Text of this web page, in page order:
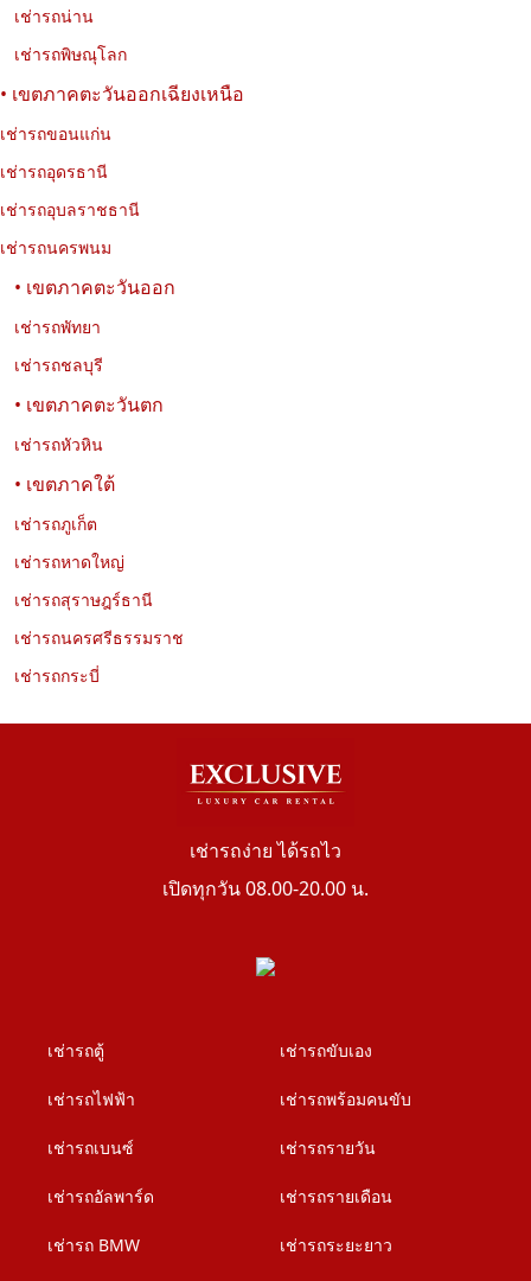
01-08-2026นพรัตน์ เที่ยววงษ์
10 วัดที่น่าสนใจในกรุงเทพฯ เที่ยววัดสวย ชมเมือง และเรียนรู้
ประวัติศาสตร์
รวม 10 วัดที่น่าสนใจในกรุงเทพฯ ทั้งวัดสวย วัดเก่าแก่ และวัดสำคัญ
ทางประวัติศาสตร์ พร้อมที่อยู่ พิกัด เวลาเปิด–ปิด และข้อมูลการเดินทาง
เช่ารถน่าน
เช่ารถพิษณุโลก
• เขตภาคตะวันออกเฉียงเหนือ
เช่ารถขอนแก่น
เช่ารถอุดรธานี
เช่ารถอุบลราชธานี
เช่ารถนครพนม
• เขตภาคตะวันออก
เช่ารถพัทยา
เช่ารถชลบุรี
• เขตภาคตะวันตก
เช่ารถหัวหิน
• เขตภาคใต้
เช่ารถภูเก็ต
เช่ารถหาดใหญ่
เช่ารถสุราษฎร์ธานี
เช่ารถนครศรีธรรมราช
เช่ารถกระบี่
เช่ารถง่าย ได้รถไว
เปิดทุกวัน 08.00-20.00 น.
เช่ารถตู้
เช่ารถไฟฟ้า
เช่ารถเบนซ์
เช่ารถอัลพาร์ด
เช่ารถ BMW
เช่ารถขับเอง
เช่ารถพร้อมคนขับ
เช่ารถรายวัน
เช่ารถรายเดือน
เช่ารถระยะยาว